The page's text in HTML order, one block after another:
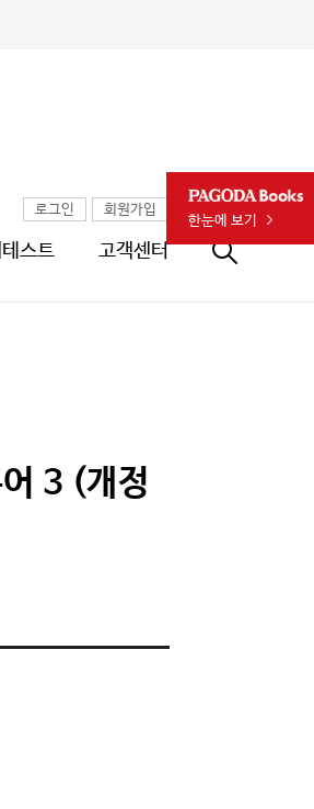
로그인 회원가입
스트 고객센터 통합검색창 열기
PAGODA Books
한눈에 보기
3 (개정